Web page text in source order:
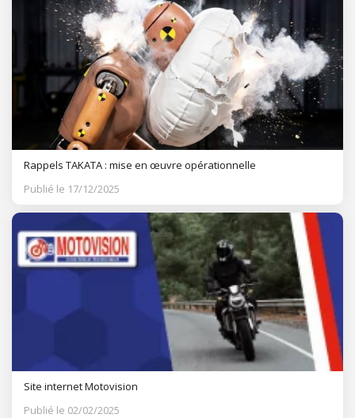
Rappels TAKATA : mise en œuvre opérationnelle
Publié le 17/12/2025
Site internet Motovision
Publié le 02/02/2025